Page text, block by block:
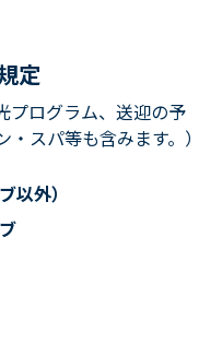
定
プログラム、送迎の予
スパ等も含みます。）
以外）